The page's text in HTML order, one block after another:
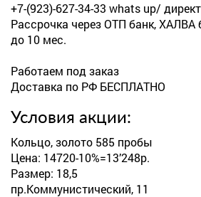
+7-(923)-627-34-33 whats up/ директ
Рассрочка через ОТП банк, ХАЛВА
до 10 мес.
Работаем под заказ
Доставка по РФ БЕСПЛАТНО
Условия акции:
Кольцо, золото 585 пробы
Цена: 14720-10%=13’248р.
Размер: 18,5
пр.Коммунистический, 11